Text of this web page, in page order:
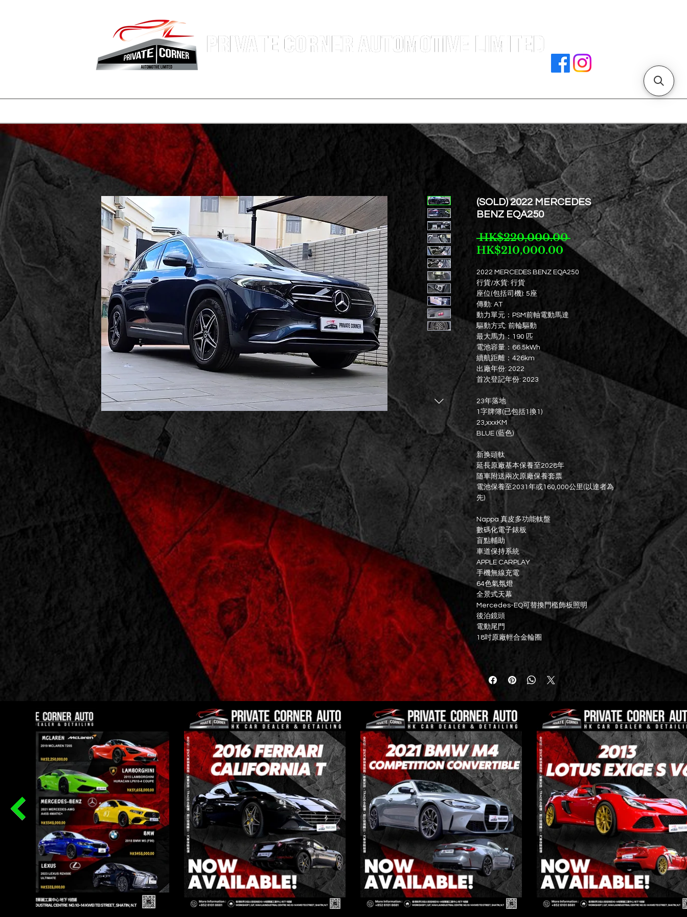
(SOLD) 2022 MERCEDES
BENZ EQA250
HK$220,000.00 一
般
格
HK$210,000.00促
價
2022 MERCEDES BENZ EQA250
行貨/水貨: 行貨
座位(包括司機): 5座
傳動: AT
動力單元：PSM前軸電動馬達
驅動方式: 前輪驅動
最大馬力：190 匹
電池容量：66.5kWh
續航距離：426km
出廠年份: 2022
首次登記年份: 2023
23年落地
1字牌簿(已包括1換1)
23,xxxKM
BLUE (藍色)
新换頭軚
延長原廠基本保養至2028年
随車附送兩次原廠保養套票
電池保養至2031年或160,000公里(以達者為
先)
Nappa 真皮多功能軚盤
數碼化電子錶板
盲點輔助
車道保持系統
APPLE CARPLAY
手機無線充電
64色氣氛燈
全景式天幕
Mercedes-EQ可替換門檻飾板照明
後泊鏡頭
電動尾門
18吋原廠輕合金輪圈